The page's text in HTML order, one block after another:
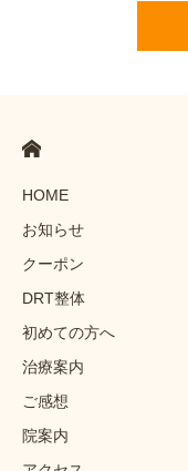
HOME
お知らせ
クーポン
DRT整体
初めての方へ
治療案内
ご感想
院案内